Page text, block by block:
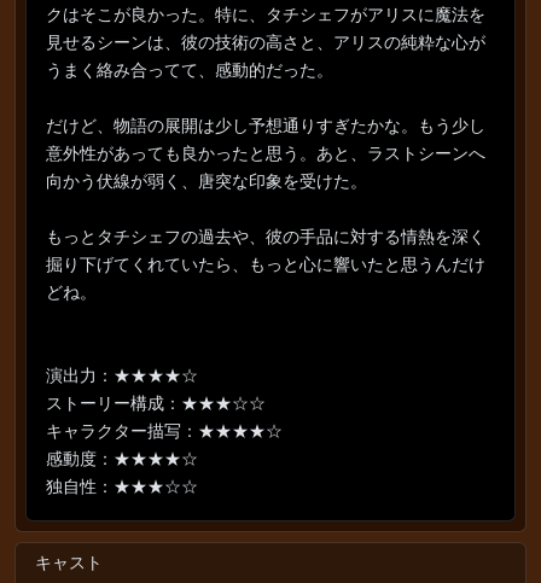
クはそこが良かった。特に、タチシェフがアリスに魔法を
見せるシーンは、彼の技術の高さと、アリスの純粋な心が
うまく絡み合ってて、感動的だった。
だけど、物語の展開は少し予想通りすぎたかな。もう少し
意外性があっても良かったと思う。あと、ラストシーンへ
向かう伏線が弱く、唐突な印象を受けた。
もっとタチシェフの過去や、彼の手品に対する情熱を深く
掘り下げてくれていたら、もっと心に響いたと思うんだけ
どね。
演出力：★★★★☆
ストーリー構成：★★★☆☆
キャラクター描写：★★★★☆
感動度：★★★★☆
独自性：★★★☆☆
キャスト